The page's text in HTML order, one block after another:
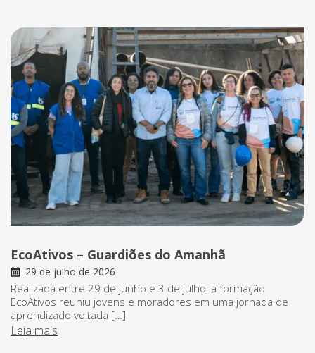
EcoAtivos – Guardiões do Amanhã
29 de julho de 2026
Realizada entre 29 de junho e 3 de julho, a formação
EcoAtivos reuniu jovens e moradores em uma jornada de
aprendizado voltada […]
Leia mais